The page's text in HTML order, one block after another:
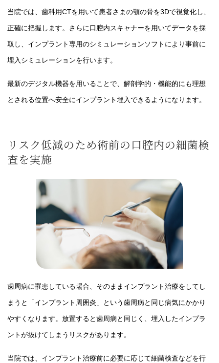
当院では、歯科用CTを用いて患者さまの顎の骨を3Dで視覚化し、
正確に把握します。さらに口腔内スキャナーを用いてデータを採
取し、インプラント専用のシミュレーションソフトにより事前に
埋入シミュレーションを行います。
最新のデジタル機器を用いることで、解剖学的・機能的にも理想
とされる位置へ安全にインプラント埋入できるようになります。
リスク低減のため術前の口腔内の細菌検
査を実施
歯周病に罹患している場合、そのままインプラント治療をしてし
まうと「インプラント周囲炎」という歯周病と同じ病気にかかり
やすくなります。放置すると歯周病と同じく、埋入したインプラ
ントが抜けてしまうリスクがあります。
当院では、インプラント治療前に必要に応じて細菌検査などを行